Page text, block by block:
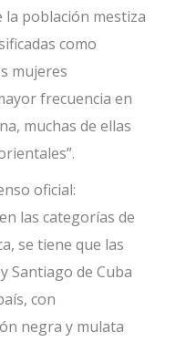
población mestiza
como
mujeres
frecuencia en
muchas de ellas
oficial:
las categorías de
se tiene que las
Santiago de Cuba
con
negra y mulata